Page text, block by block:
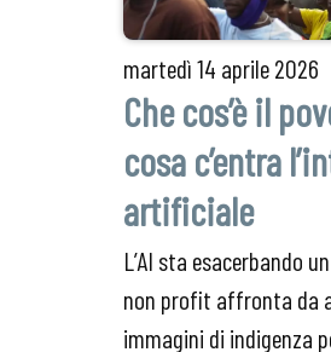
martedì14 aprile 2026
Che cos’è il
cosa c’entra
artificiale
L’AI sta esacerbando
non profit affronta da
immagini di indigenza